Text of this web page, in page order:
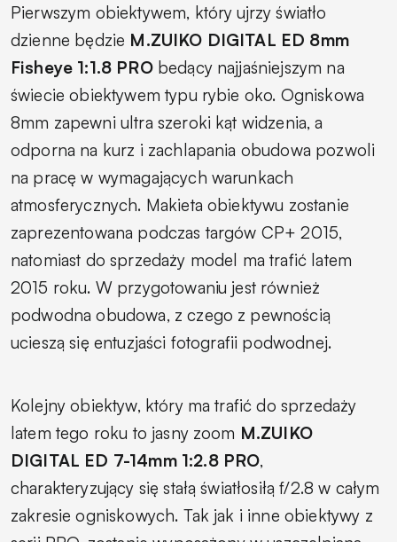
Pierwszym obiektywem, który ujrzy światło
dzienne będzie M.ZUIKO DIGITAL ED 8mm
Fisheye 1:1.8 PRObedący najjaśniejszym na
świecie obiektywem typu rybie oko. Ogniskowa
8mm zapewni ultra szeroki kąt widzenia, a
odporna na kurz i zachlapania obudowa pozwoli
na pracę w wymagających warunkach
atmosferycznych. Makieta obiektywu zostanie
zaprezentowana podczas targów CP+ 2015,
natomiast do sprzedaży model ma trafić latem
2015 roku. W przygotowaniu jest również
podwodna obudowa, z czego z pewnością
ucieszą się entuzjaści fotografii podwodnej.
Kolejny obiektyw, który ma trafić do sprzedaży
latem tego roku to jasny zoom M.ZUIKO
DIGITAL ED 7-14mm 1:2.8 PRO,
charakteryzujący się stałą światłosiłą f/2.8 w całym
zakresie ogniskowych. Tak jak i inne obiektywy z